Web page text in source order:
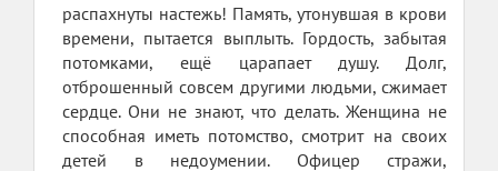
распахнуты настежь! Память, утонувшая в крови
времени, пытается выплыть. Гордость, забытая
потомками, ещё царапает душу. Долг,
отброшенный совсем другими людьми, сжимает
сердце. Они не знают, что делать. Женщина не
способная иметь потомство, смотрит на своих
детей в недоумении. Офицер стражи,